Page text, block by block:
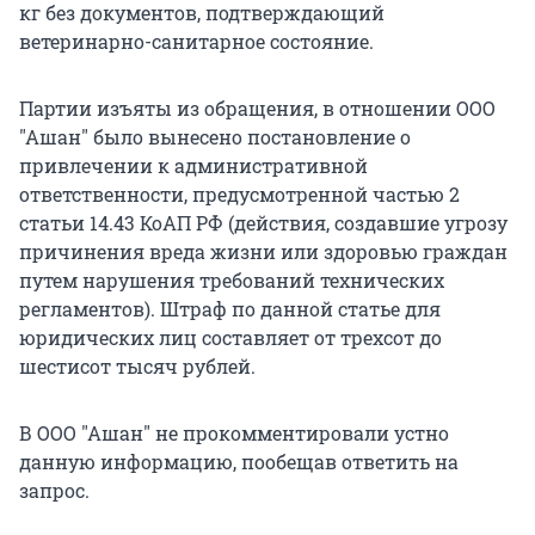
кг без документов, подтверждающий
ветеринарно-санитарное состояние.
Партии изъяты из обращения, в отношении ООО
"Ашан" было вынесено постановление о
привлечении к административной
ответственности, предусмотренной частью 2
статьи 14.43 КоАП РФ (действия, создавшие угрозу
причинения вреда жизни или здоровью граждан
путем нарушения требований технических
регламентов). Штраф по данной статье для
юридических лиц составляет от трехсот до
шестисот тысяч рублей.
В ООО "Ашан" не прокомментировали устно
данную информацию, пообещав ответить на
запрос.